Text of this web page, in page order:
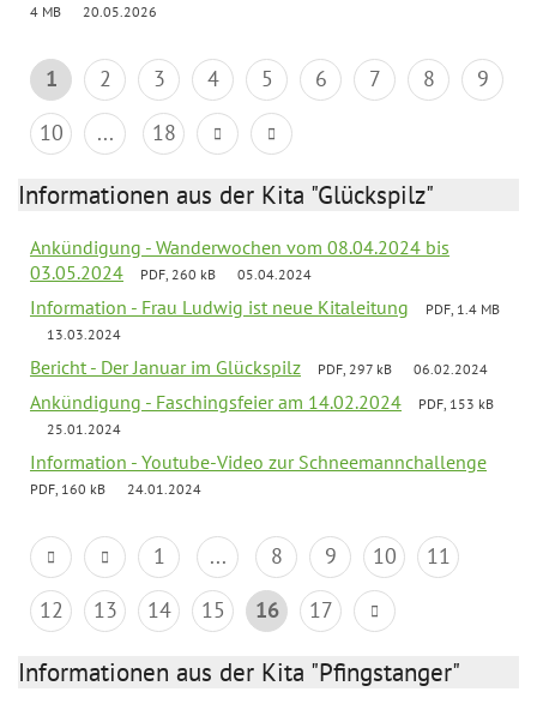
4 MB
20.05.2026
1 2 3 4 5 6 7 8
9
10
... 18
Informationen aus der Kita "Glückspilz"
Ankündigung - Wanderwochen vom 08.04.2024 bis
03.05.2024
PDF, 260 kB 05.04.2024
Information - Frau Ludwig ist neue Kitaleitung
PDF, 1.4 MB
13.03.2024
Bericht - Der Januar im Glückspilz PDF, 297 kB 06.02.2024
Ankündigung - Faschingsfeier am 14.02.2024
PDF, 153 kB
25.01.2024
Information - Youtube-Video zur Schneemannchallenge
PDF, 160 kB 24.01.2024
1 ... 8 9 10
11
12
13 14 15 16 17
Informationen aus der Kita "Pfingstanger"